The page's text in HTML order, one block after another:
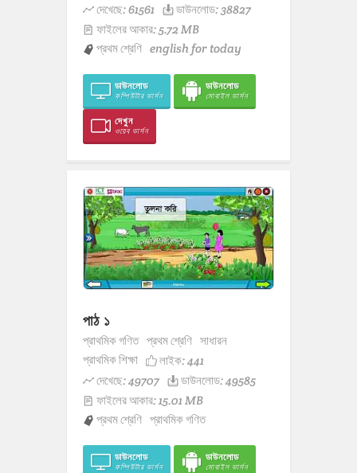
দেখেছে: 61561
ডাউনলোড: 38827
ফাইলের আকার: 5.72 MB
প্রথম শ্রেণি english for today
ডাউনলোড
কম্পিউটার ভার্সন
ডাউনলোড
মোবাইল ভার্সন
দেখুন
ওয়েব ভার্সন
পাঠ ১
প্রাথমিক গণিত প্রথম শ্রেণি সাধারন
প্রাথমিক শিক্ষা
লাইক:441
দেখেছে: 49707
ডাউনলোড: 49585
ফাইলের আকার: 15.01 MB
প্রথম শ্রেণি প্রাথমিক গণিত
ডাউনলোড
কম্পিউটার ভার্সন
ডাউনলোড
মোবাইল ভার্সন